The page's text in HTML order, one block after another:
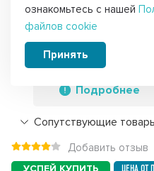
Картридж для
F30105-20
Подробнее
Сопутствующие
Добавить отзыв
ознакомьтесь с нашей
файлов cookie
Принять